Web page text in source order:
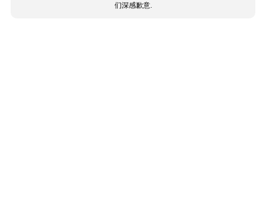
们深感歉意.